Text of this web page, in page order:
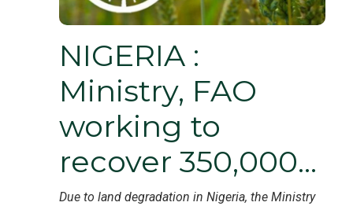
NIGERIA :
Ministry, FAO
working to
recover 350,000…
Due to land degradation in Nigeria, the Ministry